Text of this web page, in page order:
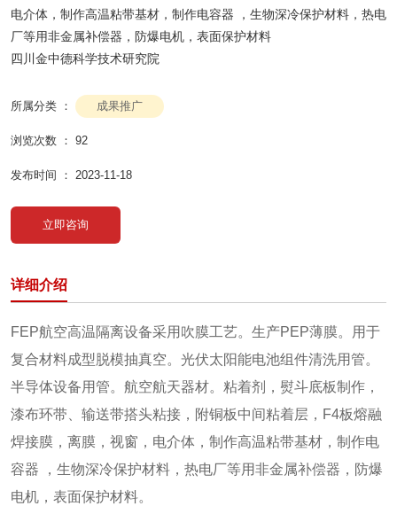
电介体，制作高温粘带基材，制作电容器 ，生物深冷保护材料，热电
厂等用非金属补偿器，防爆电机，表面保护材料
四川金中德科学技术研究院
所属分类 ： 成果推广
浏览次数 ： 92
发布时间 ： 2023-11-18
立即咨询
详细介绍
FEP航空高温隔离设备采用吹膜工艺。生产PEP薄膜。用于
复合材料成型脱模抽真空。光伏太阳能电池组件清洗用管。
半导体设备用管。航空航天器材。粘着剂，熨斗底板制作，
漆布环带、输送带搭头粘接，附铜板中间粘着层，F4板熔融
焊接膜，离膜，视窗，电介体，制作高温粘带基材，制作电
容器 ，生物深冷保护材料，热电厂等用非金属补偿器，防爆
电机，表面保护材料。